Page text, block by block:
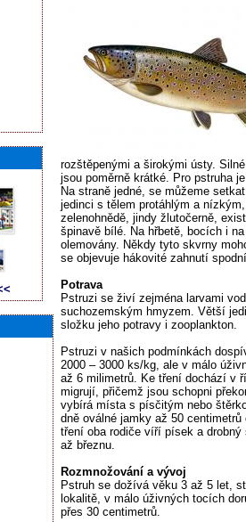
rozštěpenými a širokými ústy.
jsou poměrně krátké. Pro pstruha
Na straně jedné, se můžeme
jedinci s tělem protáhlým a
zelenohnědě, jindy žlutočerně,
špinavě bílé. Na hřbetě, bocích i
olemovány. Někdy tyto skvrny
se objevuje hákovité zahnutí
Potrava
Pstruzi se živí zejména larvami
suchozemským hmyzem. Větší
složku jeho potravy i zooplankton.
Pstruzi v našich podmínkách
2000 – 3000 ks/kg, ale v málo
až 6 milimetrů. Ke tření dochází v
migrují, přičemž jsou schopni
vybírá místa s písčitým nebo
dně oválné jamky až 50
tření oba rodiče víří písek a
až březnu.
Rozmnožování a vývoj
Pstruh se dožívá věku 3 až 5 let,
lokalitě, v málo úživných tocích
přes 30 centimetrů.